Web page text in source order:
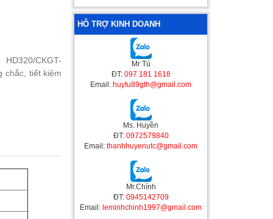
CKGT-
chắc, tiết kiệm
HỖ TRỢ KINH DOANH
Mr Tú
ĐT: 097 181 1618
Email:huytu89gth@gmail.com
Ms. Huyền
ĐT: 0972579840
Email:thanhhuyenutc@gmail.com
Mr.Chính
ĐT: 0945142709
Email:leminhchinh1997@gmail.com